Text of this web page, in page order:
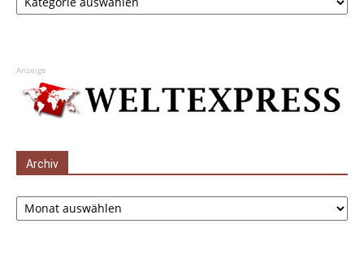
Anzeige
Archiv
Archiv